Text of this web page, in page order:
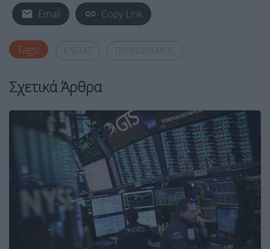
Email Copy Link
Tags:
Σχετικά Άρθρα